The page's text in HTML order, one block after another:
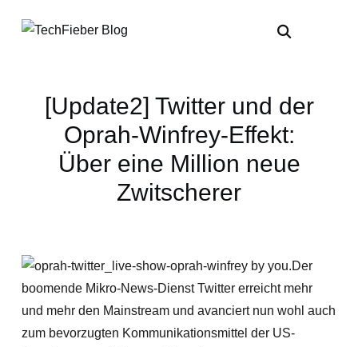
[Update2] Twitter und der
Oprah-Winfrey-Effekt:
Über eine Million neue
Zwitscherer
Der
boomende Mikro-News-Dienst Twitter erreicht mehr
und mehr den Mainstream und avanciert nun wohl auch
zum bevorzugten Kommunikationsmittel der US-